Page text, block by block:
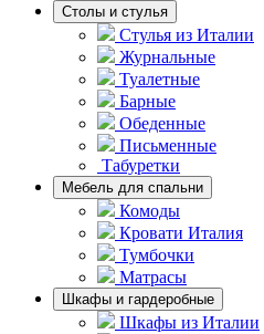
Столы и стулья
Стулья из Италии
Журнальные
Туалетные
Барные
Обеденные
Письменные
Табуретки
Мебель для спальни
Комоды
Кровати Италия
Тумбочки
Матрасы
Шкафы и гардеробные
Шкафы из Италии